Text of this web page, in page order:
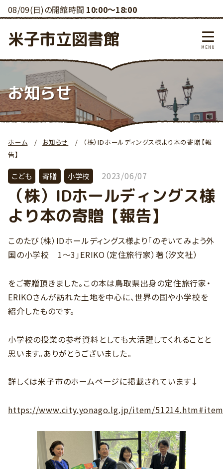
08/09(日)の開館時間 10:00～18:00
米子市立図書館
お知らせ
ホーム お知らせ
（株）IDホールディングス様より本の寄贈【報
告】
こども 寄贈 小学校 2023/06/07
（株）IDホールディングス様
より本の寄贈【報告】
このたび（株）IDホールディングス様より「のぞいてみよう外
国の小学校 1～3」ERIKO（定住旅行家）著（汐文社）
をご寄贈頂きました。この本は鳥取県出身の定住旅行家・
ERIKOさんが訪れた土地を中心に、世界の国や小学校を
紹介したものです。
小学校の授業の参考資料としても大活躍してくれることと
思います。ありがとうございました。
詳しくは米子市のホームページに掲載されています↓
https://www.city.yonago.lg.jp/item/